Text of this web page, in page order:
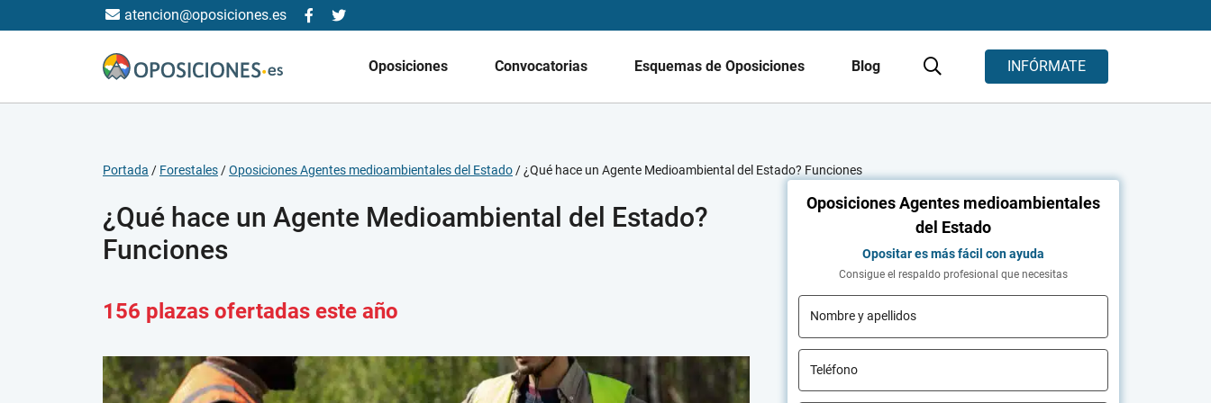
atencion@oposiciones.es
Oposiciones Convocatorias Esquemas de Oposiciones Blog INFÓRMATE
Portada / Forestales /Oposiciones Agentes medioambientales del Estado / ¿Qué hace un Agente Medioambiental del Estado? Funciones
¿Qué hace un Agente Medioambiental del Estado?
Funciones
156 plazas ofertadas este año
Oposiciones Agentes medioambientales
del Estado
Opositar es más fácil con ayuda
Consigue el respaldo profesional que necesitas
Nombre y apellidos
Teléfono